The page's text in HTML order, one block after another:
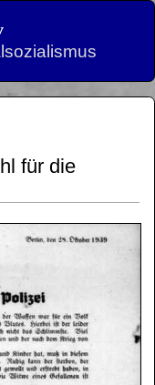
für die